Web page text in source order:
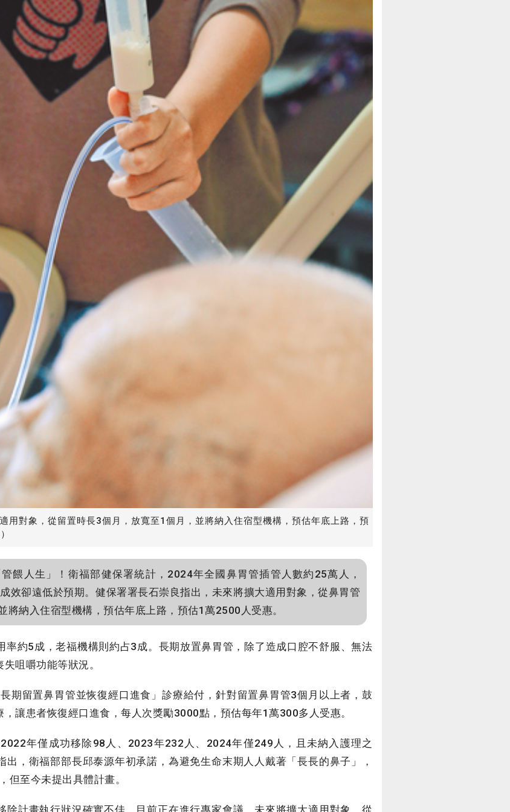
用對象，從留置時長3個月，放寬至1個月，並將納入住宿型機構，預估年底上路，預
餵人生」！衛福部健保署統計，2024年全國鼻胃管插管人數約25萬人，
效卻遠低於預期。健保署署長石崇良指出，未來將擴大適用對象，從鼻胃管
將納入住宿型機構，預估年底上路，預估1萬2500人受惠。
約5成，老福機構則約占3成。長期放置鼻胃管，除了造成口腔不舒服、無法
咀嚼功能等狀況。
期留置鼻胃管並恢復經口進食」診療給付，針對留置鼻胃管3個月以上者，鼓
讓患者恢復經口進食，每人次獎勵3000點，預估每年1萬300多人受惠。
年僅成功移除98人、2023年232人、2024年僅249人，且未納入護理之
出，衛福部部長邱泰源年初承諾，為避免生命末期人人戴著「長長的鼻子」，
但至今未提出具體計畫。
計畫執行狀況確實不佳，目前正在進行專家會議，未來將擴大適用對象，從